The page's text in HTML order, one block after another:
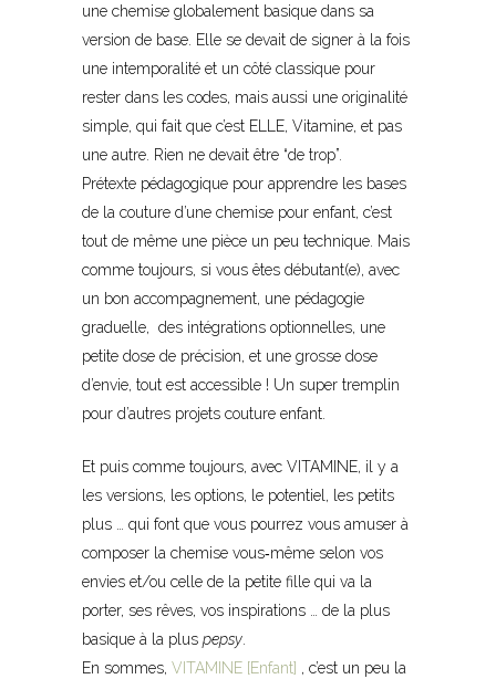
une chemise globalement basique dans sa
version de base. Elle se devait de signer à la fois
une intemporalité et un côté classique pour
rester dans les codes, mais aussi une originalité
simple, qui fait que c’est ELLE, Vitamine, et pas
une autre. Rien ne devait être “de trop”.
Prétexte pédagogique pour apprendre les bases
de la couture d’une chemise pour enfant, c’est
tout de même une pièce un peu technique. Mais
comme toujours, si vous êtes débutant(e), avec
un bon accompagnement, une pédagogie
graduelle, des intégrations optionnelles, une
petite dose de précision, et une grosse dose
d’envie, tout est accessible ! Un super tremplin
pour d’autres projets couture enfant.
Et puis comme toujours, avec VITAMINE, il y a
les versions, les options, le potentiel, les petits
plus … qui font que vous pourrez vous amuser à
composer la chemise vous‐même selon vos
envies et/ou celle de la petite fille qui va la
porter, ses rêves, vos inspirations … de la plus
basique à la plus pepsy.
En sommes, VITAMINE [Enfant] , c’est un peu la